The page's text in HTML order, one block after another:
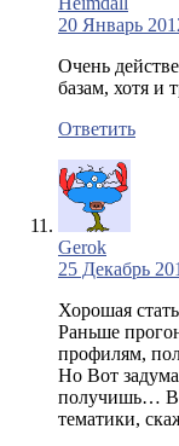
20 Январь
Очень
базам, хотя и
Ответить
Gerok
25 Декабрь
Хорошая
Раньше
профилям,
Но Вот
получишь…
тематики,